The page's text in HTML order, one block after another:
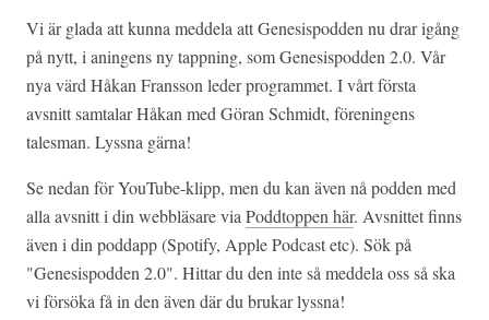
Vi är glada att kunna meddela att Genesispodden nu drar igång
på nytt, i aningens ny tappning, som Genesispodden 2.0. Vår
nya värd Håkan Fransson leder programmet. I vårt första
avsnitt samtalar Håkan med Göran Schmidt, föreningens
talesman. Lyssna gärna!
Se nedan för YouTube-klipp, men du kan även nå podden med
alla avsnitt i din webbläsare via Poddtoppen här. Avsnittet finns
även i din poddapp (Spotify, Apple Podcast etc). Sök på
"Genesispodden 2.0". Hittar du den inte så meddela oss så ska
vi försöka få in den även där du brukar lyssna!